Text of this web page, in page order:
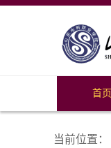
首页
当前位置：